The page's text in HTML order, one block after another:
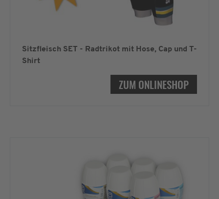
Sitzfleisch SET - Radtrikot mit Hose, Cap und T-
Shirt
ZUM ONLINESHOP